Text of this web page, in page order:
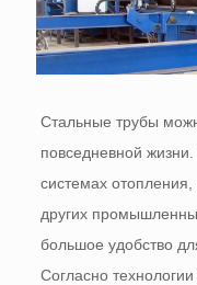
Стальные трубы
повседневной
системах
других
большое удобство
Согласно